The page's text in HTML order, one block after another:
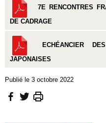
7E RENCONTRES
DE CADRAGE
ECHÉANCIER
JAPONAISES
Publié le 3 octobre 2022